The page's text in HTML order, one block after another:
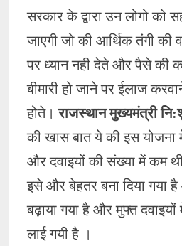
सरकार के द्वारा उन लोगो को
जाएगी जो की आर्थिक तंगी की
पर ध्यान नही देते और पैसे की
बीमारी हो जाने पर ईलाज
होते।राजस्थान मुख्यमंत्री
की खास बात ये की इस
और दवाइयों की संख्या में कम थी
इसे और बेहतर बना दिया गया
बढ़ाया गया है और मुफ्त
लाई गयी है ।